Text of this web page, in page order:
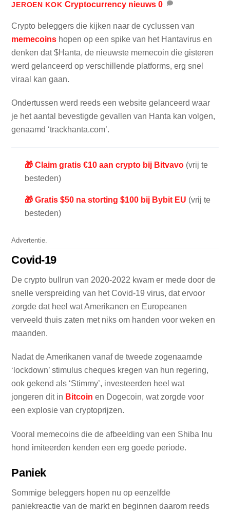
JEROEN KOK Cryptocurrency nieuws 0
Crypto beleggers die kijken naar de cyclussen van
memecoins hopen op een spike van het Hantavirus en
denken dat $Hanta, de nieuwste memecoin die gisteren
werd gelanceerd op verschillende platforms, erg snel
viraal kan gaan.
Ondertussen werd reeds een website gelanceerd waar
je het aantal bevestigde gevallen van Hanta kan volgen,
genaamd ‘trackhanta.com’.
🎁 Claim gratis €10 aan crypto bij Bitvavo (vrij te
besteden)
🎁 Gratis $50 na storting $100 bij Bybit EU (vrij te
besteden)
Advertentie.
Covid-19
De crypto bullrun van 2020-2022 kwam er mede door de
snelle verspreiding van het Covid-19 virus, dat ervoor
zorgde dat heel wat Amerikanen en Europeanen
verveeld thuis zaten met niks om handen voor weken en
maanden.
Nadat de Amerikanen vanaf de tweede zogenaamde
‘lockdown’ stimulus cheques kregen van hun regering,
ook gekend als ‘Stimmy’, investeerden heel wat
jongeren dit in Bitcoin en Dogecoin, wat zorgde voor
een explosie van cryptoprijzen.
Vooral memecoins die de afbeelding van een Shiba Inu
hond imiteerden kenden een erg goede periode.
Paniek
Sommige beleggers hopen nu op eenzelfde
paniekreactie van de markt en beginnen daarom reeds